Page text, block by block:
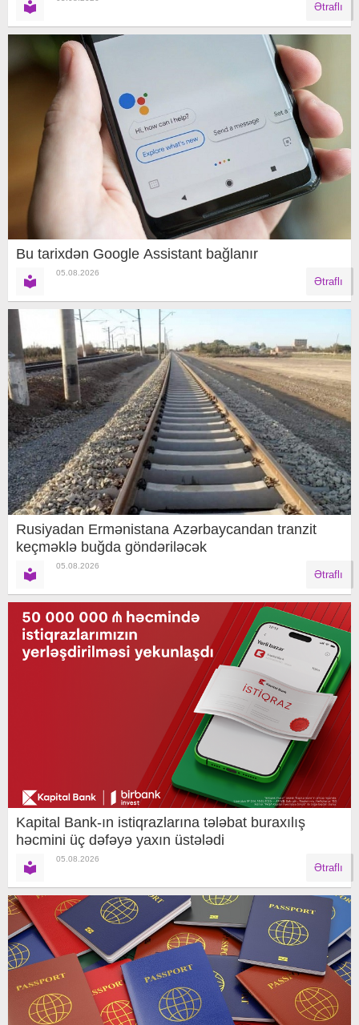
Ətraflı
Bu tarixdən Google Assistant bağlanır
05.08.2026
Ətraflı
Rusiyadan Ermənistana Azərbaycandan tranzit
keçməklə buğda göndəriləcək
05.08.2026
Ətraflı
Kapital Bank-ın istiqrazlarına tələbat buraxılış
həcmini üç dəfəyə yaxın üstələdi
05.08.2026
Ətraflı